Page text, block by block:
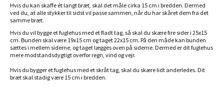
Hvis du kan skaffe ét langt bræt, skal det måle cirka 15 cm i bredden. Dermed
ved du, at alle stykker til sidst vil passe sammen, når du har skåret dem fra det
samme bræt.
Hvis du vil bygge et fuglehus med et fladt tag, så skal du skære fire sider i 25x15
cm. Bunden skal være 19x15 cm og taget 22x15 cm. På den måde kan bunden
sættes i mellem siderne, og taget lægges oven på siderne. Dermed er dit fuglehus
mere modstandsdygtigt overfor regn, vind og vejr.
Hvis du bygger et fuglehus med et skråt tag, skal du skære lidt anderledes. Dit
bræt skal stadig være 15 cm i bredden.